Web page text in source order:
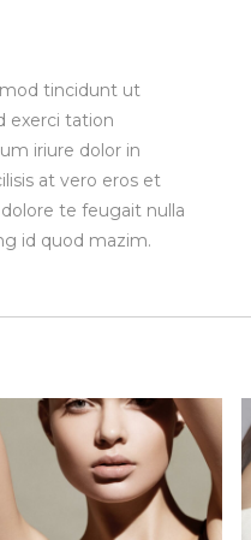
tincidunt ut
exerci tation
iriure dolor in
at vero eros et
te feugait nulla
id quod mazim.